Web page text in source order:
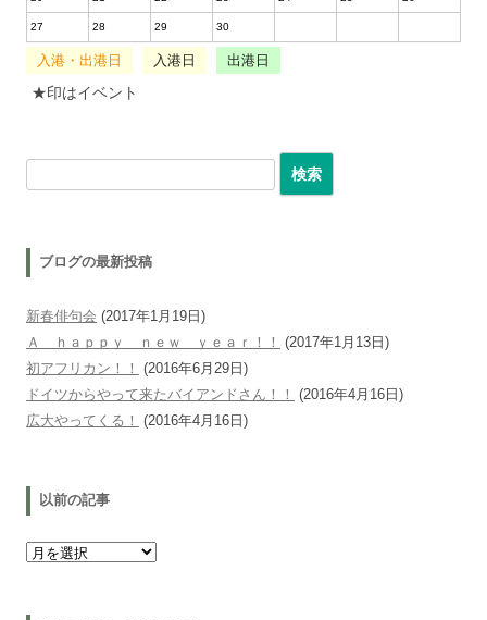
27 28 29 30
入港・出港日 入港日 出港日
★印はイベント
検索:
ブログの最新投稿
新春俳句会 (2017年1月19日)
Ａ ｈａｐｐｙ ｎｅｗ ｙｅａｒ！！
(2017年1月13日)
初アフリカン！！
(2016年6月29日)
ドイツからやって来たバイアンドさん！！
(2016年4月16日)
広大やってくる！
(2016年4月16日)
以前の記事
以前の記事